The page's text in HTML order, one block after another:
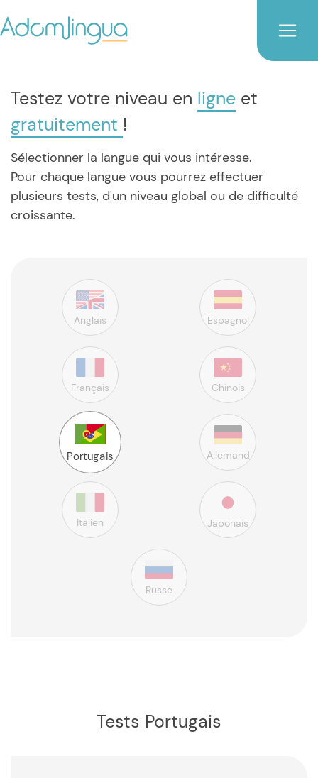
Testez votre niveau en ligne et
gratuitement !
Sélectionner la langue qui vous intéresse.
Pour chaque langue vous pourrez effectuer
plusieurs tests, d'un niveau global ou de difficulté
croissante.
Anglais Espagnol
Français Chinois
Portugais Allemand
Italien Japonais
Russe
Tests Portugais